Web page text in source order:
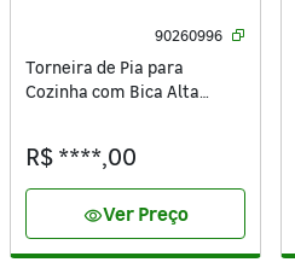
90260996
Torneira de Pia para
Cozinha com Bica Alta
R$ ****,00
visibilityVer Preço